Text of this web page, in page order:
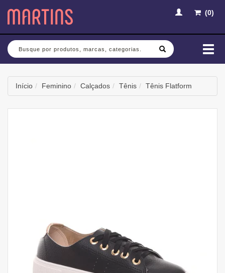
(0)
Busca
Início Feminino Calçados Tênis Tênis Flatform